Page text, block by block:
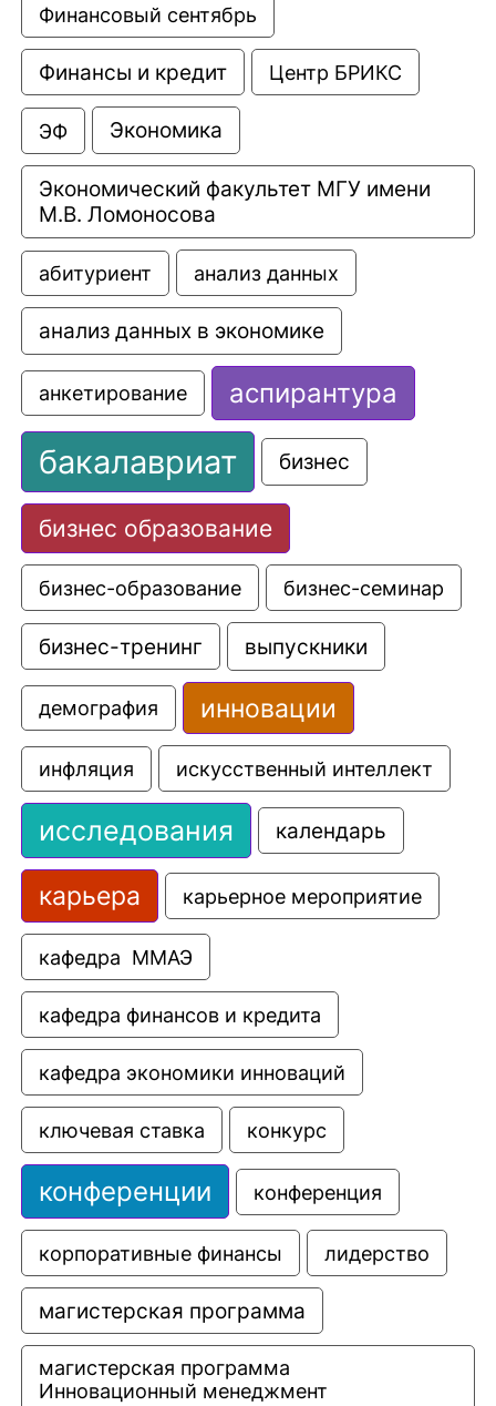
Финансовый сентябрь
Финансы и кредит Центр БРИКС
ЭФ Экономика
Экономический факультет МГУ имени
М.В. Ломоносова
абитуриент анализ данных
анализ данных в экономике
анкетирование аспирантура
бакалавриат бизнес
бизнес образование
бизнес-образование бизнес-семинар
бизнес-тренинг выпускники
демография инновации
инфляция искусственный интеллект
исследования календарь
карьера карьерное мероприятие
кафедра  ММАЭ
кафедра финансов и кредита
кафедра экономики инноваций
ключевая ставка конкурс
конференции конференция
корпоративные финансы лидерство
магистерская программа
магистерская программа
Инновационный менеджмент